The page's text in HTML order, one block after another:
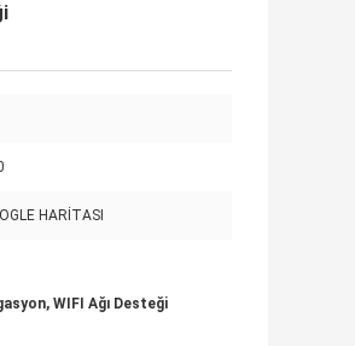
HARİTASI
WIFI Ağı Desteği